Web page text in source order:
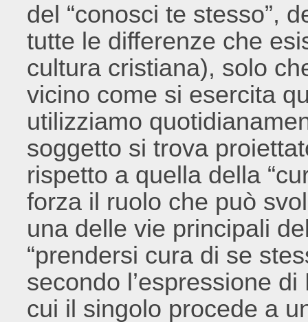
del “conosci te stesso”,
tutte le differenze che
cultura cristiana), solo
vicino come si esercita
utilizziamo
soggetto si trova
rispetto a quella della
forza il ruolo che può
una delle vie principali
“prendersi cura di se
secondo l’espressione
cui il singolo procede a